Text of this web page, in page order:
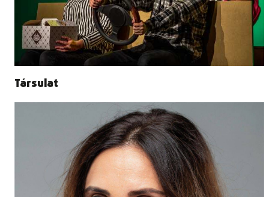
Társulat